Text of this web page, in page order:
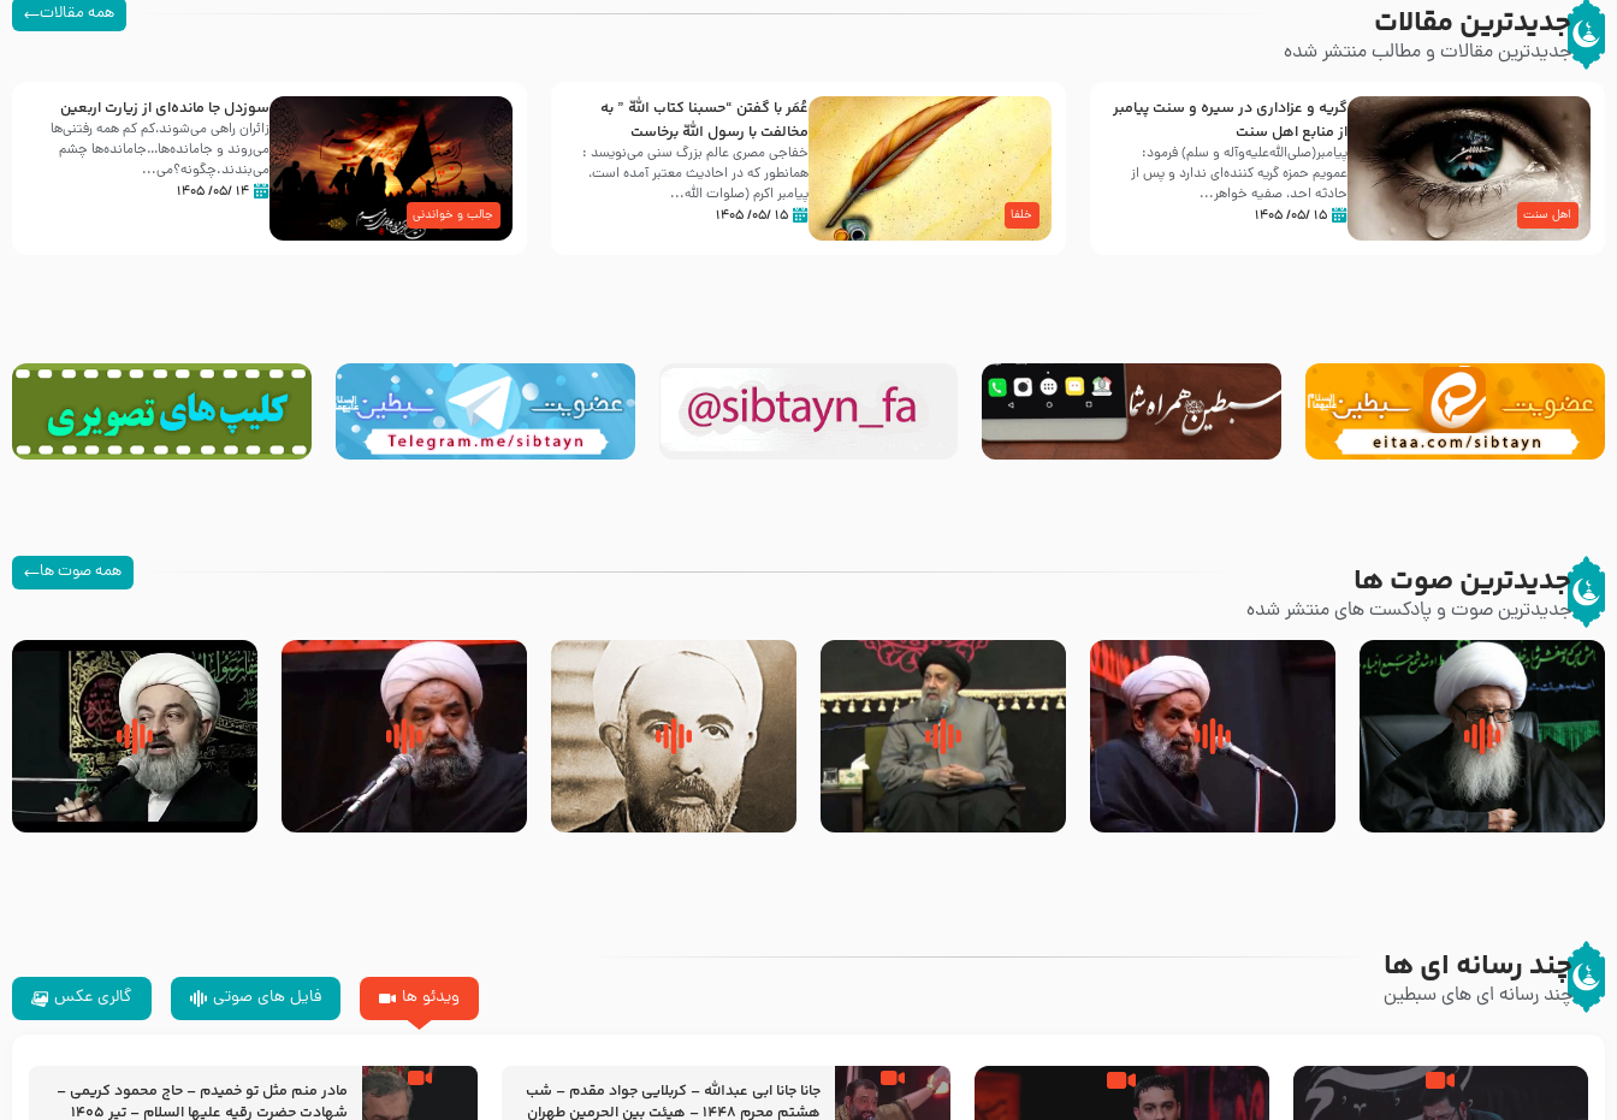
جدیدترین مقالات
جدیدترین مقالات و مطالب منتشر شده
همه مقالات
اهل سنت
گریه و عزاداری در سیره و سنت پیامبر
از منابع اهل سنت
پیامبر(صلی‌الله‌علیه‌وآله و سلم) فرمود:
عمویم حمزه گریه کننده‌ای ندارد و پس از
حادثه احد، صفیه خواهر...
۱۵ /۰۵/ ۱۴۰۵ خلفا
عُمَر با گفتن “حسبنا كتاب اللّه ” به
مخالفت با رسول اللّه برخاست
خفاجی مصری عالم بزرگ سنی می‌نویسد :
همانطور که در احادیث معتبر آمده است،
پیامبر اکرم (صلوات اللّه...
۱۵ /۰۵/ ۱۴۰۵ جالب و خواندنی
سوزدل جا مانده‌ای از زیارت اربعین
زائران راهی می‌شوند،کم‌ کم همه رفتنی‌ها
می‌روند و جامانده‌ها…جامانده‌ها چشم
می‌بندند.چگونه؟می‌...
۱۴ /۰۵/ ۱۴۰۵
جدیدترین صوت ها
جدیدترین صوت و پادکست های منتشر شده
همه صوت ها
زوّار اربعین امام حسین (علیه
السلام) با این اشتیاق به زیارت
روضه جانسوز پاره های جگر امام
حسن مجتبی علیه السلام-حجت
لقب حضرت رقیه سلام الله علیها
به چه معناست – حجت الاسلام
روضه‌ی مجلس یزید ملعون و
اسارت اهل‌بیت علیهم‌السلام –
سلام جوانی که امام حسین علیه
السلام خودش جوابش را دادند
زیارتی که اسباب رزق زیاد و عمر
طولانی است حجت السلام حسین
چند رسانه ای ها
چند رسانه ای های سبطین ویدئو ها فایل های صوتی گالری عکس
جانا جانا ابی عبدالله – کربلایی جواد مقدم – شب
هشتم محرم 1448 – هیئت بین الحرمین طهران
مادر منم مثل تو خمیدم – حاج محمود کریمی –
شهادت حضرت رقیه علیها السلام – تیر ۱۴۰۵